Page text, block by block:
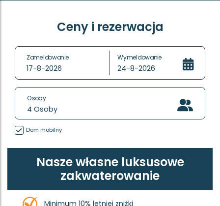
Ceny i rezerwacja
Zameldowanie
17-8-2026
Wymeldowanie
24-8-2026
Osoby
4 Osoby
Dom mobilny
Nasze własne luksusowe
zakwaterowanie
Minimum 10% letniej zniżki